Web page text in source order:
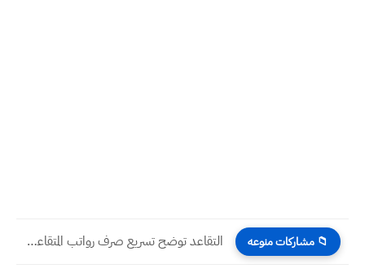
📁 مشاركات منوعه التقاعد توضح تسريع صرف رواتب المتقاعدين في العراق